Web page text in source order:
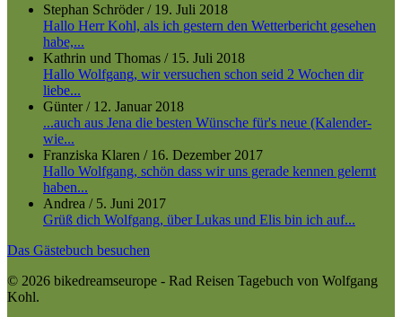
Stephan Schröder/ 19. Juli 2018
Hallo Herr Kohl, als ich gestern den Wetterbericht gesehen
habe,...
Kathrin und Thomas / 15. Juli 2018
Hallo Wolfgang, wir versuchen schon seid 2 Wochen dir
liebe...
Günter/ 12. Januar 2018
...auch aus Jena die besten Wünsche für's neue (Kalender-
wie...
Franziska Klaren / 16. Dezember 2017
Hallo Wolfgang, schön dass wir uns gerade kennen gelernt
haben...
Andrea / 5. Juni 2017
Grüß dich Wolfgang, über Lukas und Elis bin ich auf...
Das Gästebuch besuchen
© 2026 bikedreamseurope - Rad Reisen Tagebuch von Wolfgang
Kohl.